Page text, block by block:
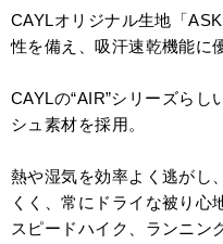
CAYLオリジナル生地「
性を備え、吸汗速乾機能に
CAYLの“AIR”シリーズらし
シュ素材を採用。
熱や湿気を効率よく逃がし
くく、常にドライな被り心
スピードハイク、ランニン